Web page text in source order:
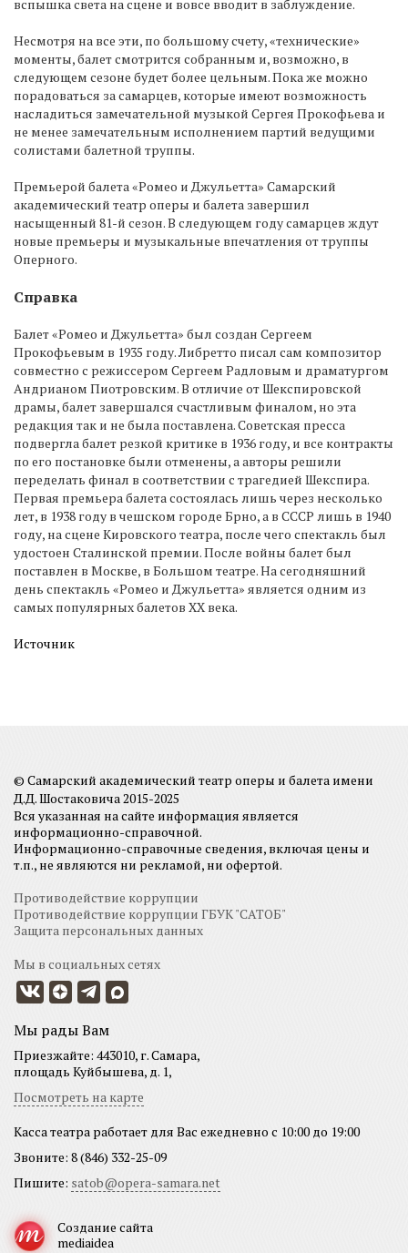
вспышка света на сцене и вовсе вводит в заблуждение.
Несмотря на все эти, по большому счету, «технические»
моменты, балет смотрится собранным и, возможно, в
следующем сезоне будет более цельным. Пока же можно
порадоваться за самарцев, которые имеют возможность
насладиться замечательной музыкой Сергея Прокофьева и
не менее замечательным исполнением партий ведущими
солистами балетной труппы.
Премьерой балета «Ромео и Джульетта» Самарский
академический театр оперы и балета завершил
насыщенный 81-й сезон. В следующем году самарцев ждут
новые премьеры и музыкальные впечатления от труппы
Оперного.
Справка
Балет «Ромео и Джульетта» был создан Сергеем
Прокофьевым в 1935 году. Либретто писал сам композитор
совместно с режиссером Сергеем Радловым и драматургом
Андрианом Пиотровским. В отличие от Шекспировской
драмы, балет завершался счастливым финалом, но эта
редакция так и не была поставлена. Советская пресса
подвергла балет резкой критике в 1936 году, и все контракты
по его постановке были отменены, а авторы решили
переделать финал в соответствии с трагедией Шекспира.
Первая премьера балета состоялась лишь через несколько
лет, в 1938 году в чешском городе Брно, а в СССР лишь в 1940
году, на сцене Кировского театра, после чего спектакль был
удостоен Сталинской премии. После войны балет был
поставлен в Москве, в Большом театре. На сегодняшний
день спектакль «Ромео и Джульетта» является одним из
самых популярных балетов ХХ века.
Источник
© Самарский академический театр оперы и балета имени
Д.Д. Шостаковича 2015-2025
Вся указанная на сайте информация является
информационно-справочной.
Информационно-справочные сведения, включая цены и
т.п., не являются ни рекламой, ни офертой.
Противодействие коррупции
Противодействие коррупции ГБУК "САТОБ"
Защита персональных данных
Мы в социальных сетях
Мы рады Вам
Приезжайте: 443010, г. Самара,
площадь Куйбышева, д. 1,
Посмотреть на карте
Касса театра работает для Вас ежедневно с 10:00 до 19:00
Звоните: 8 (846) 332-25-09
Пишите: satob@opera-samara.net
Создание сайта
mediaidea